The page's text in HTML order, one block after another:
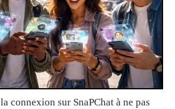
connexion sur SnaPChat à ne pas